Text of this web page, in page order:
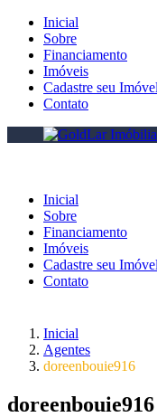
Inicial
Sobre
Financiamento
Imóveis
Cadastre seu Imóvel
Contato
Inicial
Sobre
Financiamento
Imóveis
Cadastre seu Imóvel
Contato
Inicial
Agentes
doreenbouie916
doreenbouie916